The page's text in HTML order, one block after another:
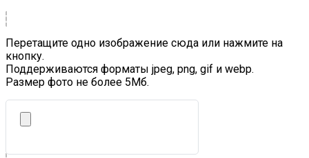
Перетащите одно изображение сюда или нажмите на
кнопку.
Поддерживаются форматы jpeg, png, gif и webp.
Размер фото не более 5Mб.